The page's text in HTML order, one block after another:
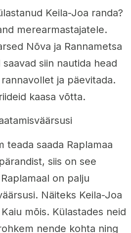
Keila-Joa randa?
merearmastajatele.
Nõva ja Rannametsa
siin nautida head
ja päevitada.
kaasa võtta.
teada saada Raplamaa
siis on see
on palju
Näiteks Keila-Joa
mõis. Külastades neid
nende kohta ning